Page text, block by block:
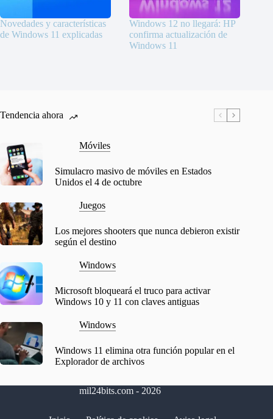
Novedades y características
de Windows 11 explicadas
Windows 12 no llegará: HP
confirma actualización de
Windows 11
Tendencia ahora
Móviles
Simulacro masivo de móviles en Estados
Unidos el 4 de octubre
Juegos
Los mejores shooters que nunca debieron existir
según el destino
Windows
Microsoft bloqueará el truco para activar
Windows 10 y 11 con claves antiguas
Windows
Windows 11 elimina otra función popular en el
Explorador de archivos
mil24bits.com - 2026